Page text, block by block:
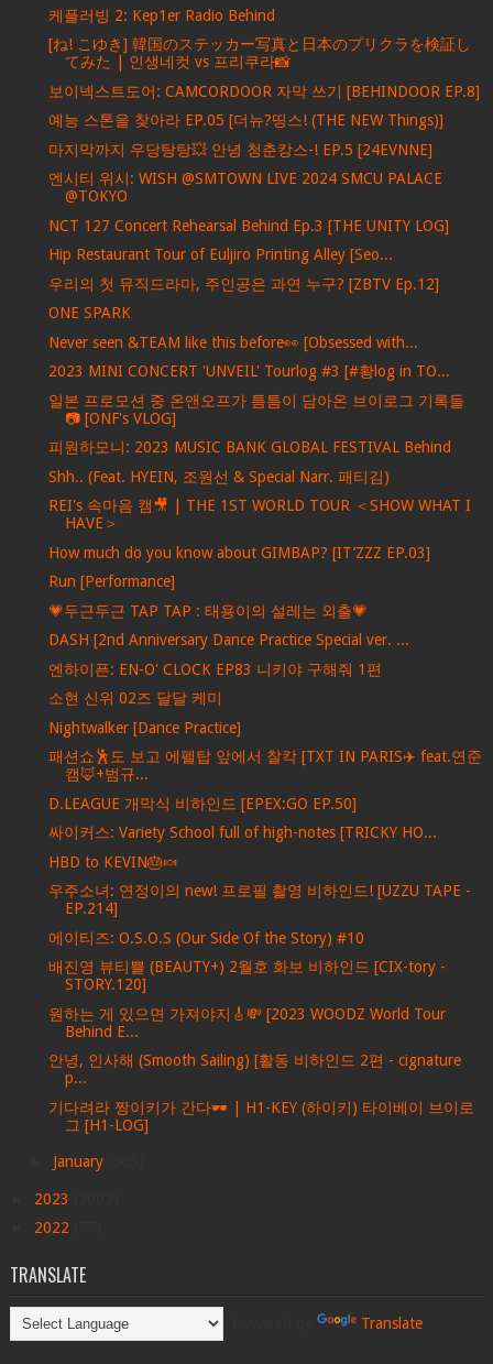
케플러빙 2: Kep1er Radio Behind
[ね! こゆき] 韓国のステッカー写真と日本のプリクラを検証し
てみた | 인생네컷 vs 프리쿠라📸
보이넥스트도어: CAMCORDOOR 자막 쓰기 [BEHINDOOR EP.8]
예능 스톤을 찾아라 EP.05 [더뉴?띵스! (THE NEW Things)]
마지막까지 우당탕탕💥 안녕 청춘캉스-! EP.5 [24EVNNE]
엔시티 위시: WISH @SMTOWN LIVE 2024 SMCU PALACE
@TOKYO
NCT 127 Concert Rehearsal Behind Ep.3 [THE UNITY LOG]
Hip Restaurant Tour of Euljiro Printing Alley [Seo...
우리의 첫 뮤직드라마, 주인공은 과연 누구? [ZBTV Ep.12]
ONE SPARK
Never seen &TEAM like this before👀 [Obsessed with...
2023 MINI CONCERT 'UNVEIL' Tourlog #3 [#황log in TO...
일본 프로모션 중 온앤오프가 틈틈이 담아온 브이로그 기록들
📷 [ONF's VLOG]
피원하모니: 2023 MUSIC BANK GLOBAL FESTIVAL Behind
Shh.. (Feat. HYEIN, 조원선 & Special Narr. 패티김)
REI's 속마음 캠🎥 | THE 1ST WORLD TOUR ＜SHOW WHAT I
HAVE＞
How much do you know about GIMBAP? [IT’ZZZ EP.03]
Run [Performance]
💗두근두근 TAP TAP : 태용이의 설레는 외출💗
DASH [2nd Anniversary Dance Practice Special ver. ...
엔하이픈: EN-O' CLOCK EP83 니키야 구해줘 1편
소현 신위 02즈 달달 케미
Nightwalker [Dance Practice]
패션쇼🕺도 보고 에펠탑 앞에서 찰칵 [TXT IN PARIS✈️ feat.연준
캠🦊+범규...
D.LEAGUE 개막식 비하인드 [EPEX:GO EP.50]
싸이커스: Variety School full of high-notes [TRICKY HO...
HBD to KEVIN🎂🍬
우주소녀: 연정이의 new! 프로필 촬영 비하인드! [UZZU TAPE -
EP.214]
에이티즈: O.S.O.S (Our Side Of the Story) #10
배진영 뷰티쁠 (BEAUTY+) 2월호 화보 비하인드 [CIX-tory -
STORY.120]
원하는 게 있으면 가져야지🎸💸 [2023 WOODZ World Tour
Behind E...
안녕, 인사해 (Smooth Sailing) [활동 비하인드 2편 - cignature
p...
기다려라 짱이키가 간다🕶️ | H1-KEY (하이키) 타이베이 브이로
그 [H1-LOG]
January
2023
2022
TRANSLATE
Translate